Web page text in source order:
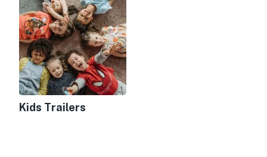
Kids Trailers